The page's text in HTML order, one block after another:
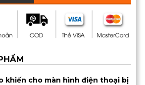
khiến cho màn hình điện thoại bị